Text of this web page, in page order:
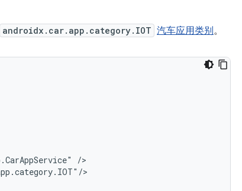
androidx.car.app.category.IOT 汽车应用类别。